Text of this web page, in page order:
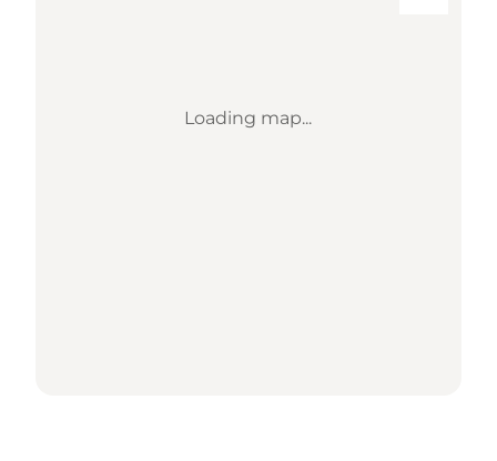
Loading map...